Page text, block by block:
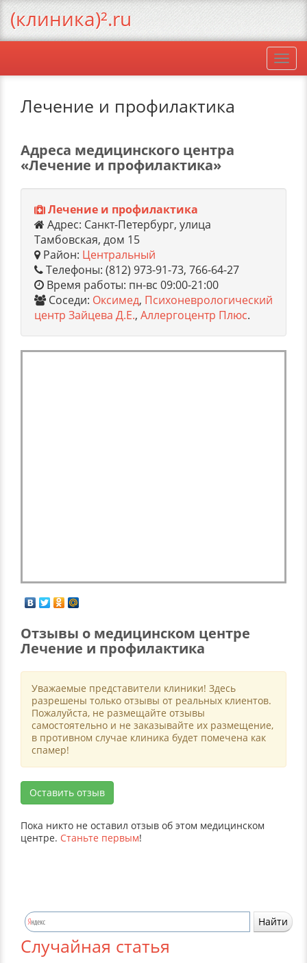
Лечение и профилактика
Адреса медицинского центра
«Лечение и профилактика»
Лечение и профилактика
Адрес: Санкт-Петербург, улица
Тамбовская, дом 15
Район: Центральный
Телефоны: (812) 973-91-73, 766-64-27
Время работы: пн-вс 09:00-21:00
Соседи: Оксимед, Психоневрологический
центр Зайцева Д.Е., Аллергоцентр Плюс.
Отзывы о медицинском центре
Лечение и профилактика
Уважаемые представители клиники! Здесь
разрешены только отзывы от реальных клиентов.
Пожалуйста, не размещайте отзывы
самостоятельно и не заказывайте их размещение,
в противном случае клиника будет помечена как
спамер!
Оставить отзыв
Пока никто не оставил отзыв об этом медицинском
центре. Станьте первым!
Случайная статья
(клиника)².ru